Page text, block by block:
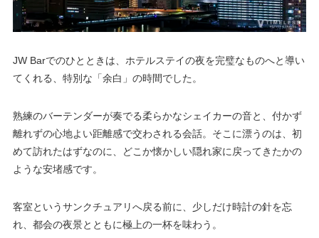
JW Barでのひとときは、ホテルステイの夜を完璧なものへと導い
てくれる、特別な「余白」の時間でした。
熟練のバーテンダーが奏でる柔らかなシェイカーの音と、付かず
離れずの心地よい距離感で交わされる会話。そこに漂うのは、初
めて訪れたはずなのに、どこか懐かしい隠れ家に戻ってきたかの
ような安堵感です。
客室というサンクチュアリへ戻る前に、少しだけ時計の針を忘
れ、都会の夜景とともに極上の一杯を味わう。